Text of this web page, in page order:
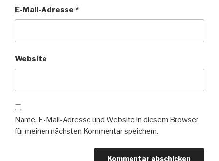
E-Mail-Adresse *
Website
Name, E-Mail-Adresse und Website in diesem Browser
für meinen nächsten Kommentar speichern.